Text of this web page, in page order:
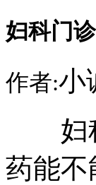
妇科门
作者:小
妇科
药能不